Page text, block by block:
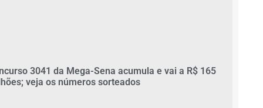
3041 da Mega-Sena acumula e vai a R$ 165
veja os números sorteados